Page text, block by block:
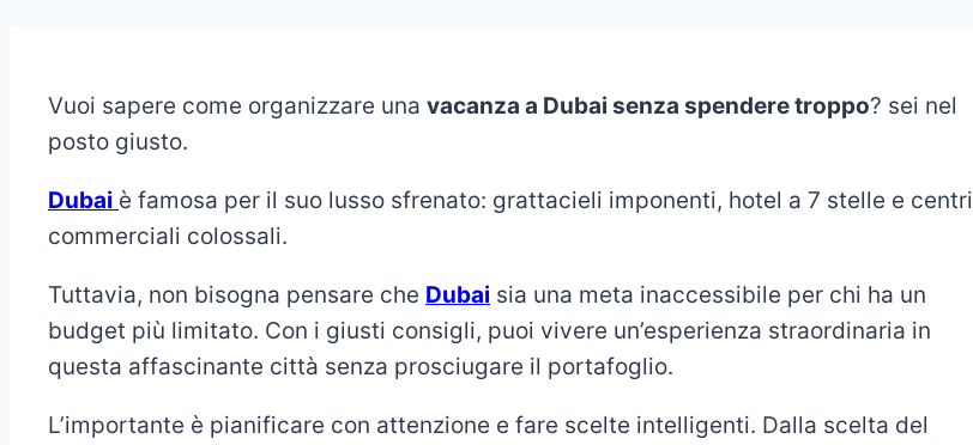
Vuoi sapere come organizzare una vacanza a Dubai senza spendere troppo? sei nel
posto giusto.
Dubai è famosa per il suo lusso sfrenato: grattacieli imponenti, hotel a 7 stelle e centri
commerciali colossali.
Tuttavia, non bisogna pensare che Dubai sia una meta inaccessibile per chi ha un
budget più limitato. Con i giusti consigli, puoi vivere un’esperienza straordinaria in
questa affascinante città senza prosciugare il portafoglio.
L’importante è pianificare con attenzione e fare scelte intelligenti. Dalla scelta del